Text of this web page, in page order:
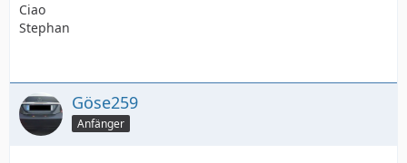
Ciao
Stephan
Göse259
Anfänger